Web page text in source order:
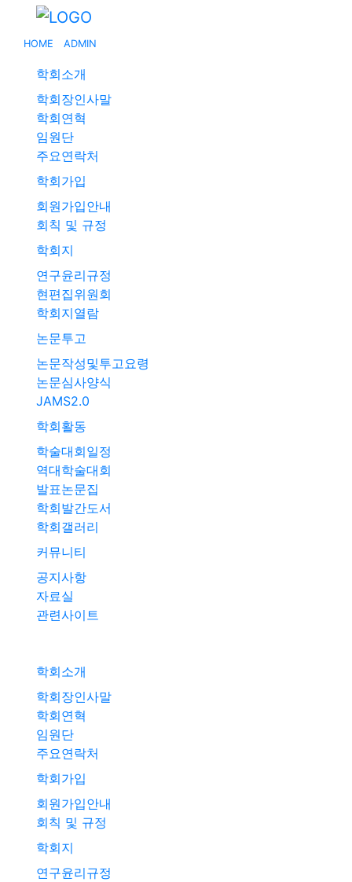
HOME ADMIN
학회소개
학회장인사말
학회연혁
임원단
주요연락처
학회가입
회원가입안내
회칙 및 규정
학회지
연구윤리규정
현편집위원회
학회지열람
논문투고
논문작성및투고요령
논문심사양식
JAMS2.0
학회활동
학술대회일정
역대학술대회
발표논문집
학회발간도서
학회갤러리
커뮤니티
공지사항
자료실
관련사이트
학회소개
학회장인사말
학회연혁
임원단
주요연락처
학회가입
회원가입안내
회칙 및 규정
학회지
연구윤리규정